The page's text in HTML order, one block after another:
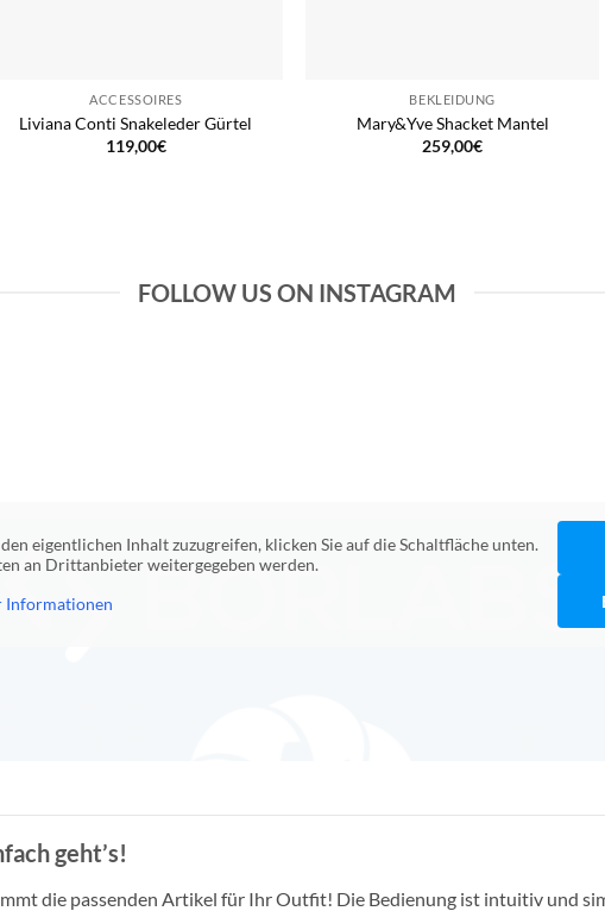
ACCESSOIRES
Liviana Conti Snakeleder Gürtel
119,00€
BEKLEIDUNG
Mary&Yve Shacket Mantel
259,00€
FOLLOW US ON INSTAGRAM
eigentlichen Inhalt zuzugreifen, klicken Sie auf die Schaltfläche unten.
an Drittanbieter weitergegeben werden.
Informationen
geht’s!
die passenden Artikel für Ihr Outfit! Die Bedienung ist intuitiv und